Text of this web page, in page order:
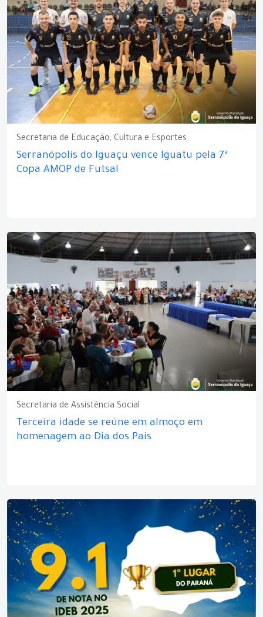
Secretaria de Educação, Cultura e Esportes
Serranópolis do Iguaçu vence Iguatu pela 7ª
Copa AMOP de Futsal
Secretaria de Assistência Social
Terceira idade se reúne em almoço em
homenagem ao Dia dos Pais